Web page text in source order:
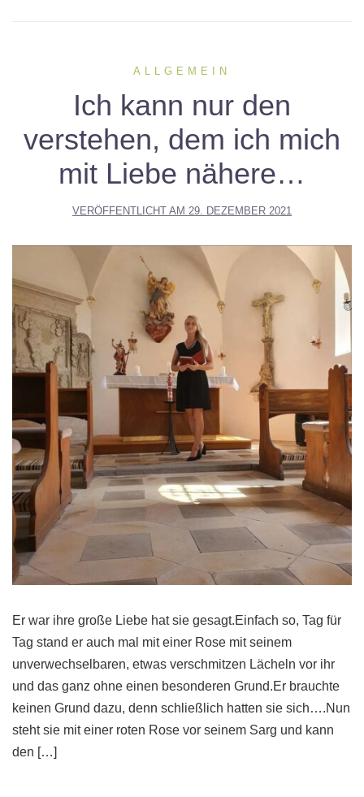
ALLGEMEIN
Ich kann nur den
verstehen, dem ich mich
mit Liebe nähere…
VERÖFFENTLICHT AM 29. DEZEMBER 2021
Er war ihre große Liebe hat sie gesagt.Einfach so, Tag für
Tag stand er auch mal mit einer Rose mit seinem
unverwechselbaren, etwas verschmitzen Lächeln vor ihr
und das ganz ohne einen besonderen Grund.Er brauchte
keinen Grund dazu, denn schließlich hatten sie sich….Nun
steht sie mit einer roten Rose vor seinem Sarg und kann
den […]